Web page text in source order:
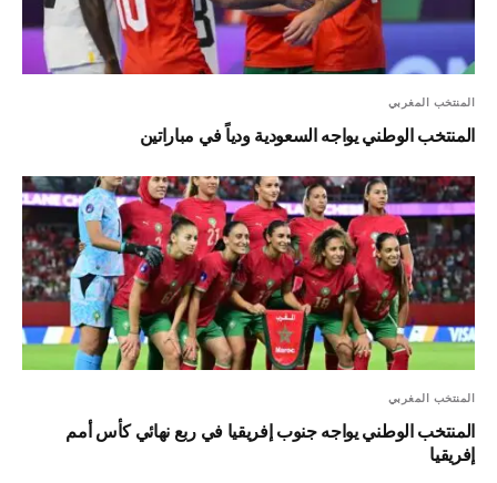
المنتخب المغربي
المنتخب الوطني يواجه السعودية ودياً في مباراتين
المنتخب المغربي
المنتخب الوطني يواجه جنوب إفريقيا في ربع نهائي كأس أمم
إفريقيا